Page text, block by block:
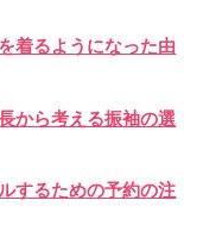
着るようになった由
から考える振袖の選
するための予約の注